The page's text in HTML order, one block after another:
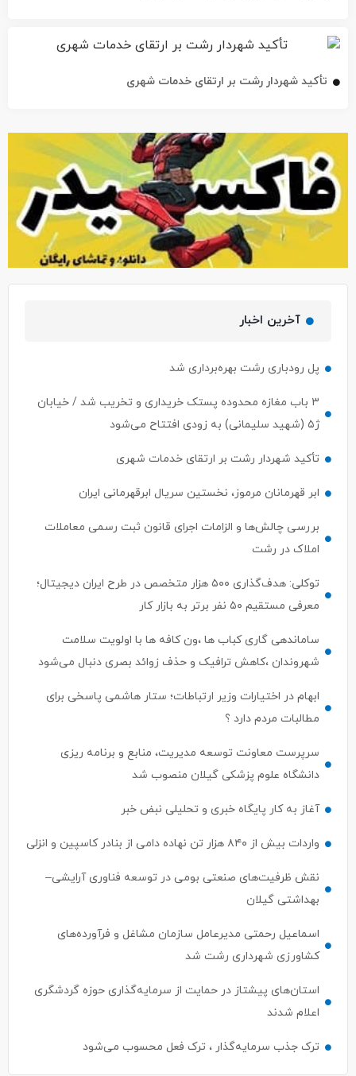
تأکید شهردار رشت بر ارتقای خدمات شهری
آخرین اخبار
پل رودباری رشت بهره‌برداری شد
۳ باب مغازه محدوده پستک خریداری و تخریب شد / خیابان
ژ۵ (شهید سلیمانی) به زودی افتتاح می‌شود
تأکید شهردار رشت بر ارتقای خدمات شهری
ابر قهرمانان مرموز، نخستین سریال ابرقهرمانی ایران
بررسی چالش‌ها و الزامات اجرای قانون ثبت رسمی معاملات
املاک در رشت
توکلی: هدف‌گذاری ۵۰۰ هزار متخصص در طرح ایران دیجیتال؛
معرفی مستقیم ۵۰ نفر برتر به بازار کار
ساماندهی گاری کباب ها ،ون کافه ها با اولویت سلامت
شهروندان ،کاهش ترافیک و حذف زوائد بصری دنبال می‌شود
ابهام در اختیارات وزیر ارتباطات؛ ستار هاشمی پاسخی برای
مطالبات مردم دارد ؟
سرپرست معاونت توسعه مدیریت، منابع و برنامه ریزی
دانشگاه علوم پزشکی گیلان منصوب شد
آغاز به کار پایگاه خبری و تحلیلی نبض خبر
واردات بیش از ۸۴۰ هزار تن نهاده دامی از بنادر كاسپین و انزلی
نقش ظرفیت‌های صنعتی بومی در توسعه فناوری آرایشی–
بهداشتی گیلان
اسماعیل رحمتی مدیرعامل سازمان مشاغل و فرآورده‌های
کشاورزی شهرداری رشت شد
استان‌های پیشتاز در حمایت از سرمایه‌گذاری حوزه گردشگری
اعلام شدند
ترک جذب سرمایه‌گذار ، ترک فعل محسوب می‌شود